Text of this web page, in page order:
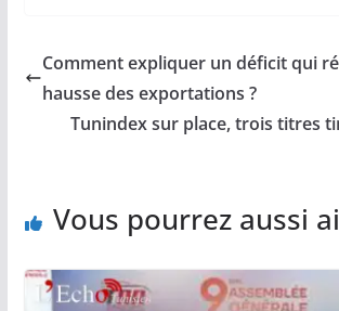
Comment expliquer un déficit qui
hausse des exportations ?
Tunindex sur place, trois titres
Vous pourrez aussi